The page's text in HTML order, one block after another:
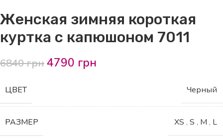
Женская зимняя короткая
куртка с капюшоном 7011
6840грн4790 грн
ЦВЕТ Черный
РАЗМЕР XS , S , M , L